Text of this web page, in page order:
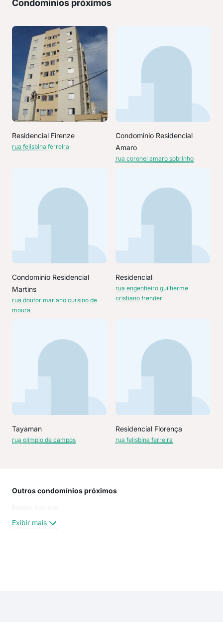
Condomínios próximos
Residencial Firenze
rua felisbina ferreira
Condominio Residencial
Amaro
rua coronel amaro sobrinho
Condominio Residencial
Martins
rua doutor mariano cursino de
moura
Residencial
rua engenheiro guilherme
cristiano frender
Tayaman
rua olímpio de campos
Residencial Florença
rua felisbina ferreira
Outros condomínios próximos
Exibir mais